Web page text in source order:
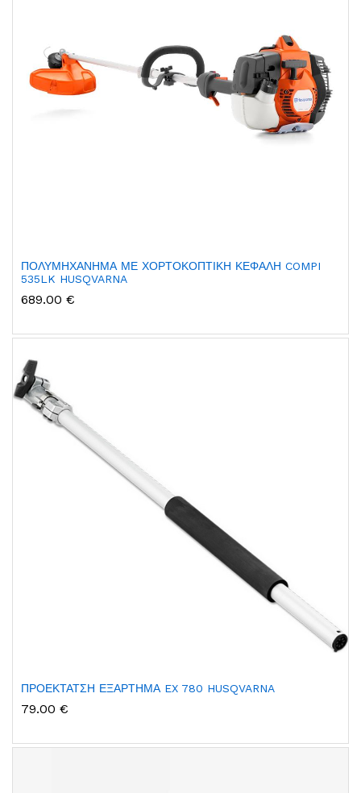
ΠΟΛΥΜΗΧΑΝΗΜΑ ΜΕ ΧΟΡΤΟΚΟΠΤΙΚΗ ΚΕΦΑΛΗ COMPI
535LK HUSQVARNA
689.00 €
ΠΡΟΕΚΤΑΤΣΗ ΕΞΑΡΤΗΜΑ EX 780 HUSQVARNA
79.00 €